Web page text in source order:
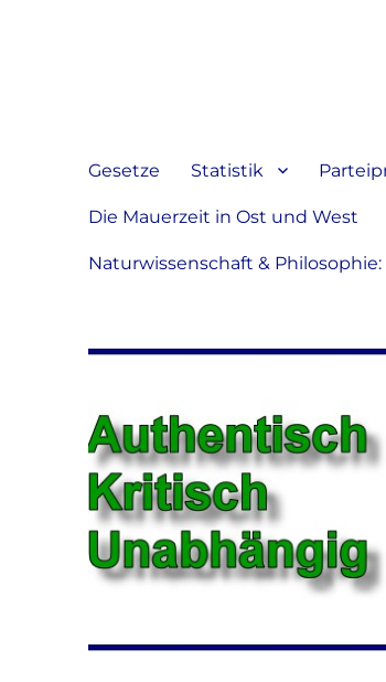
verbreiten
Gesetze Statistik
Die Mauerzeit in Ost und West
Naturwissenschaft &